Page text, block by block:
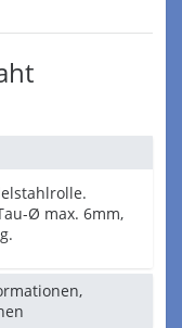
Ø max. 6mm,